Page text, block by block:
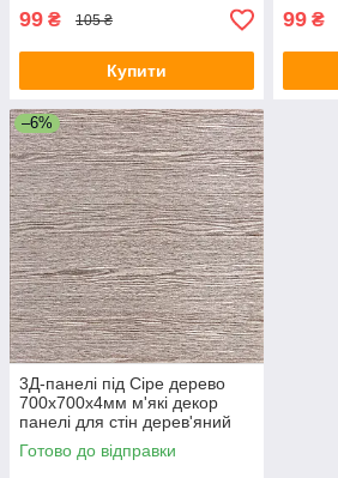
99 ₴ 105 ₴
Купити
99 ₴
–6%
3Д-панелі під Сіре дерево
700х700х4мм м'які декор
панелі для стін дерев'яний
фон самоклейка (98) SW-
00001464
Готово до відправки